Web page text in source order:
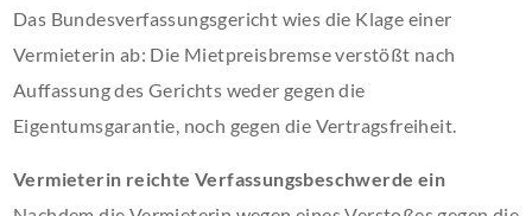
Das Bundesverfassungsgericht wies die Klage einer
Vermieterin ab: Die Mietpreisbremse verstößt nach
Auffassung des Gerichts weder gegen die
Eigentumsgarantie, noch gegen die Vertragsfreiheit.
Vermieterin reichte Verfassungsbeschwerde ein